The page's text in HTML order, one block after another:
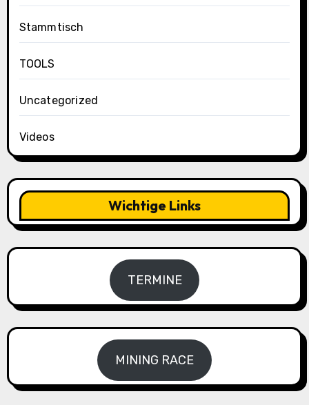
Stammtisch
TOOLS
Uncategorized
Videos
Wichtige Links
TERMINE
MINING RACE